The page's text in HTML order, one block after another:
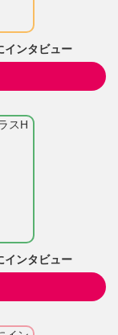
インタビュー
インタビュー